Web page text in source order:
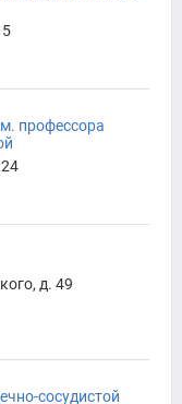
профессора
д. 49
сосудистой